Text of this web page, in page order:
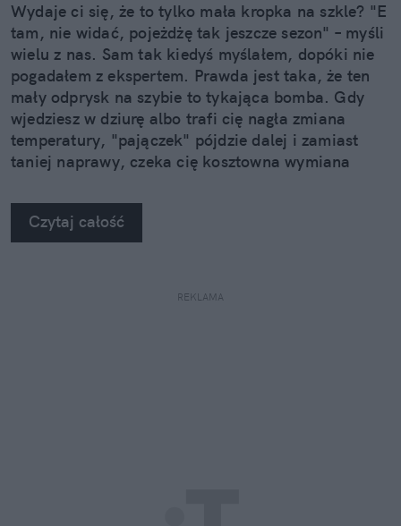
Wydaje ci się, że to tylko mała kropka na szkle? "E
tam, nie widać, pojeżdżę tak jeszcze sezon" – myśli
wielu z nas. Sam tak kiedyś myślałem, dopóki nie
pogadałem z ekspertem. Prawda jest taka, że ten
mały odprysk na szybie to tykająca bomba. Gdy
wjedziesz w dziurę albo trafi cię nagła zmiana
temperatury, "pajączek" pójdzie dalej i zamiast
taniej naprawy, czeka cię kosztowna wymiana
na własne oczy zobaczyć, jak profesjonaliści radzą
sobie z takimi uszkodzeniami.
Czytaj całość
REKLAMA